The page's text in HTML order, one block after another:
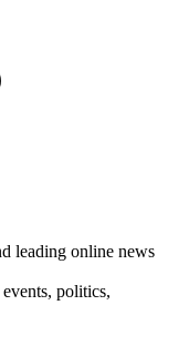
leading online news
politics,